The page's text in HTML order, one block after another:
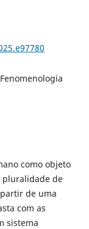
como objeto
pluralidade de
de uma
com as
sistema